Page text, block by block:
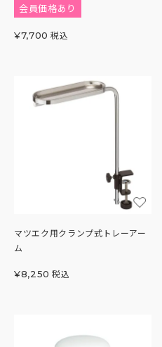
会員価格あり
¥7,700 税込
マツエク用クランプ式トレーアー
ム
¥8,250 税込